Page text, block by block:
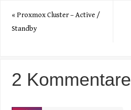
«Proxmox Cluster – Active /
Standby
2 Kommentare